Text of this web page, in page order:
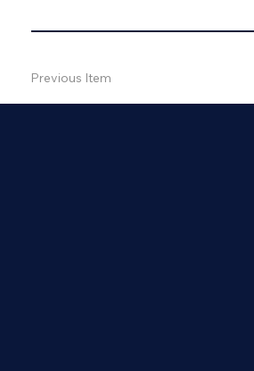
Previous Item